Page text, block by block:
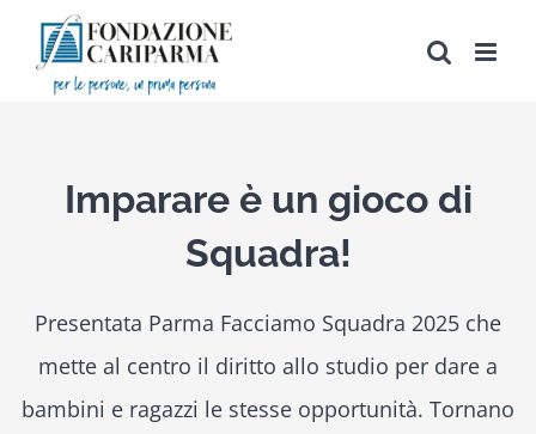
contenuto
Imparare è un gioco di
Squadra!
Presentata Parma Facciamo Squadra 2025 che
mette al centro il diritto allo studio per dare a
bambini e ragazzi le stesse opportunità. Tornano